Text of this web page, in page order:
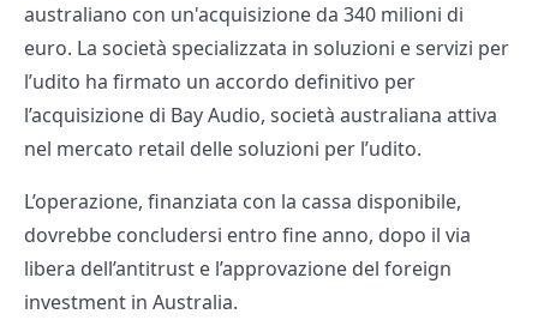
australiano con un'acquisizione da 340 milioni di
euro. La società specializzata in soluzioni e servizi per
l’udito ha firmato un accordo definitivo per
l’acquisizione di Bay Audio, società australiana attiva
nel mercato retail delle soluzioni per l’udito.
L’operazione, finanziata con la cassa disponibile,
dovrebbe concludersi entro fine anno, dopo il via
libera dell’antitrust e l’approvazione del foreign
investment in Australia.